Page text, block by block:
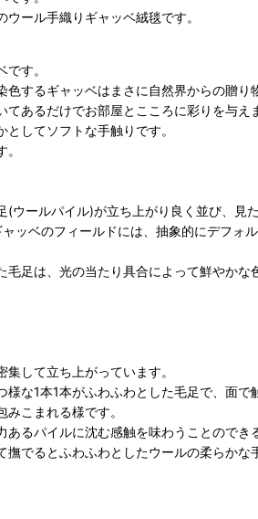
ール手織りギャッベ絨毯です。
す。
するギャッベはまさに自然界からの贈り
あるだけでお部屋とこころに彩りを与え
してソフトな手触りです。
ウールパイル)が立ち上がり良く並び、見
ベのフィールドには、抽象的にデフォ
足は、光の当たり具合によって鮮やかな
して立ち上がっています。
様な1本1本がふわふわとした毛足で、面
こまれる様です。
るパイルに沈む感触を味わうことのでき
でるとふわふわとしたウールの柔らかな